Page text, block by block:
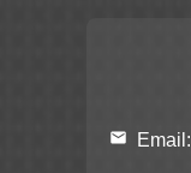
email Email: